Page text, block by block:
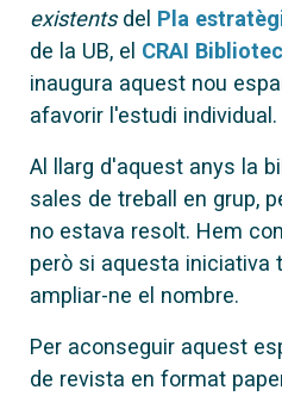
existentsdel Pla
de la UB, el CRAI
inaugura aquest nou
afavorir l'estudi individual.
Al llarg d'aquest anys la
sales de treball en grup,
no estava resolt. Hem
però si aquesta iniciativa
ampliar-ne el nombre.
Per aconseguir aquest
de revista en format